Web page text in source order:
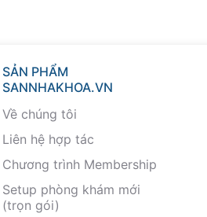
SẢN PHẨM
SANNHAKHOA.VN
Về chúng tôi
Liên hệ hợp tác
Chương trình Membership
Setup phòng khám mới
(trọn gói)